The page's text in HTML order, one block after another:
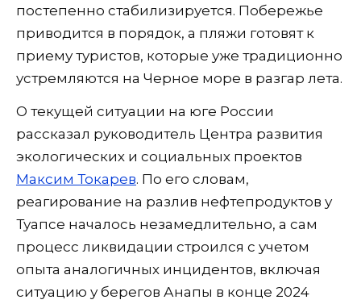
постепенно стабилизируется. Побережье
приводится в порядок, а пляжи готовят к
приему туристов, которые уже традиционно
устремляются на Черное море в разгар лета.
О текущей ситуации на юге России
рассказал руководитель Центра развития
экологических и социальных проектов
Максим Токарев. По его словам,
реагирование на разлив нефтепродуктов у
Туапсе началось незамедлительно, а сам
процесс ликвидации строился с учетом
опыта аналогичных инцидентов, включая
ситуацию у берегов Анапы в конце 2024